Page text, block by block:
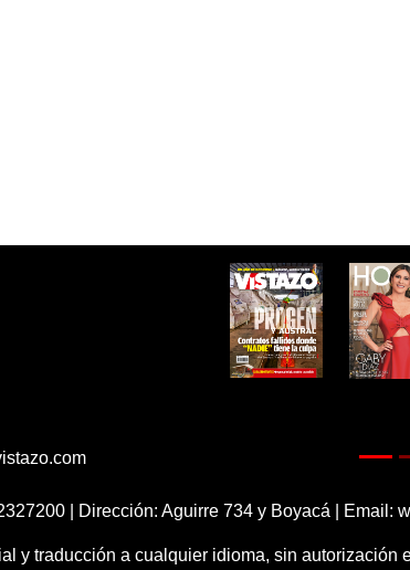
| Dirección: Aguirre 734 y Boyacá | Email:
y traducción a cualquier idioma, sin autorización